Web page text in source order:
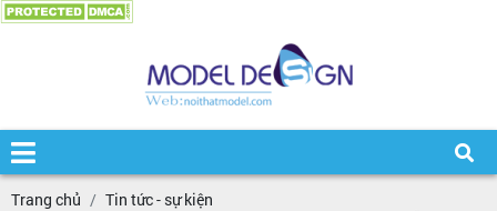
Trang chủ
Tin tức - sự kiện